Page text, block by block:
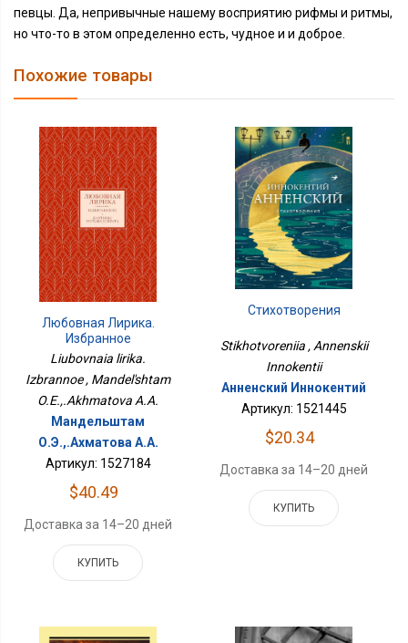
певцы. Да, непривычные нашему восприятию рифмы и ритмы,
но что-то в этом определенно есть, чудное и и доброе.
Похожие товары
Любовная Лирика.
Избранное
Liubovnaia lirika.
Izbrannoe , Mandel'shtam
O.E.,.Akhmatova A.A.
Мандельштам
О.Э.,.Ахматова А.А.
Артикул: 1527184
$40.49
Доставка за 14–20 дней
КУПИТЬ
Стихотворения
Stikhotvoreniia , Annenskii
Innokentii
Анненский Иннокентий
Артикул: 1521445
$20.34
Доставка за 14–20 дней
КУПИТЬ